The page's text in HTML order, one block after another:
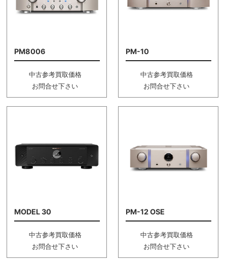
PM8006
中古参考買取価格
お問合せ下さい
PM-10
中古参考買取価格
お問合せ下さい
MODEL 30
中古参考買取価格
お問合せ下さい
PM-12 OSE
中古参考買取価格
お問合せ下さい